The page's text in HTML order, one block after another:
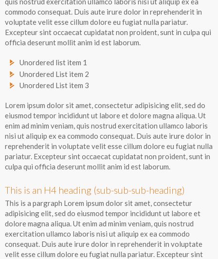
commodo consequat. Duis aute irure dolor in reprehenderit in
voluptate velit esse cillum dolore eu fugiat nulla pariatur.
Excepteur sint occaecat cupidatat non proident, sunt in culpa qui
officia deserunt mollit anim id est laborum.
Unordered list item 1
Unordered List item 2
Unordered List item 3
Lorem ipsum dolor sit amet, consectetur adipisicing elit, sed do
eiusmod tempor incididunt ut labore et dolore magna aliqua. Ut
enim ad minim veniam, quis nostrud exercitation ullamco laboris
nisi ut aliquip ex ea commodo consequat. Duis aute irure dolor in
reprehenderit in voluptate velit esse cillum dolore eu fugiat nulla
pariatur. Excepteur sint occaecat cupidatat non proident, sunt in
culpa qui officia deserunt mollit anim id est laborum.
This is an H4 heading (sub-sub-sub-heading)
This is a pargraph Lorem ipsum dolor sit amet, consectetur
adipisicing elit, sed do eiusmod tempor incididunt ut labore et
dolore magna aliqua. Ut enim ad minim veniam, quis nostrud
exercitation ullamco laboris nisi ut aliquip ex ea commodo
consequat. Duis aute irure dolor in reprehenderit in voluptate
velit esse cillum dolore eu fugiat nulla pariatur. Excepteur sint